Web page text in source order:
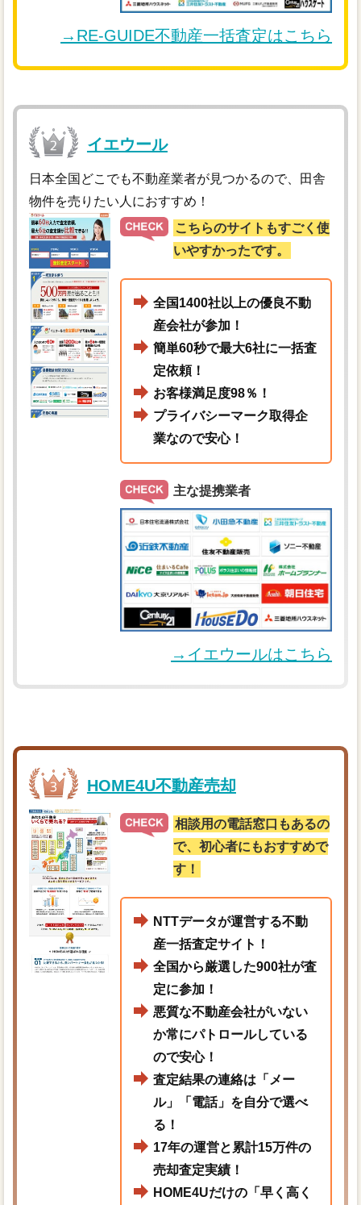
→RE-GUIDE不動産一括査定はこちら
イエウール
日本全国どこでも不動産業者が見つかるので、田舎
物件を売りたい人におすすめ！
こちらのサイトもすごく使
いやすかったです。
全国1400社以上の優良不動
産会社が参加！
簡単60秒で最大6社に一括査
定依頼！
お客様満足度98％！
プライバシーマーク取得企
業なので安心！
主な提携業者
→イエウールはこちら
HOME4U不動産売却
相談用の電話窓口もあるの
で、初心者にもおすすめで
す！
NTTデータが運営する不動
産一括査定サイト！
全国から厳選した900社が査
定に参加！
悪質な不動産会社がいない
か常にパトロールしている
ので安心！
査定結果の連絡は「メー
ル」「電話」を自分で選べ
る！
17年の運営と累計15万件の
売却査定実績！
HOME4Uだけの「早く高く